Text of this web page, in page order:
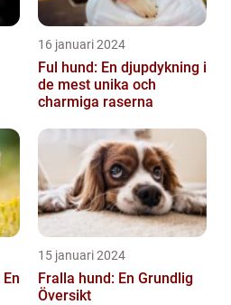
16 januari 2024
Ful hund: En djupdykning i
de mest unika och
charmiga raserna
15 januari 2024
Fralla hund: En Grundlig
Översikt